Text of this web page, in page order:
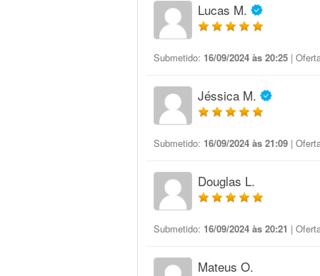
Lucas M.
Submetido: 16/09/2024 às 20:25 |
Jéssica M.
Submetido: 16/09/2024 às 21:09 |
Douglas L.
Submetido: 16/09/2024 às 20:21 |
Mateus O.